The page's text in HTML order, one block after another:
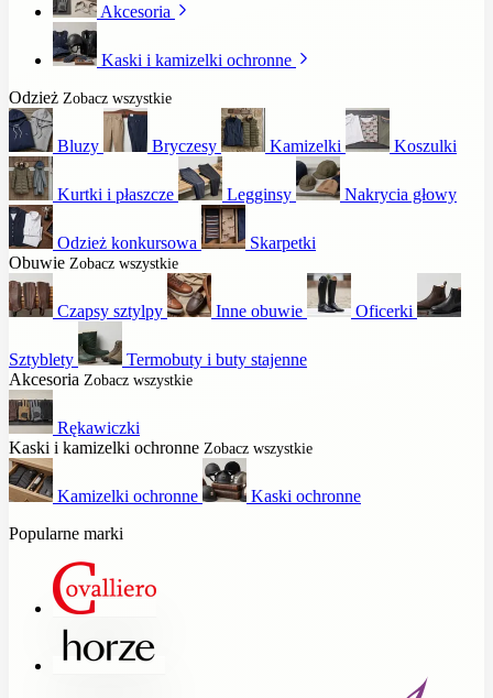
Akcesoria
Kaski i kamizelki ochronne
Odzież Zobacz wszystkie
Bluzy Bryczesy Kamizelki Koszulki
Kurtki i płaszcze Legginsy Nakrycia głowy
Odzież konkursowa
Skarpetki
Obuwie Zobacz wszystkie
Czapsy sztylpy Inne obuwie Oficerki
Sztyblety
Termobuty i buty stajenne
Akcesoria Zobacz wszystkie
Rękawiczki
Kaski i kamizelki ochronne Zobacz wszystkie
Kamizelki ochronne
Kaski ochronne
Popularne marki